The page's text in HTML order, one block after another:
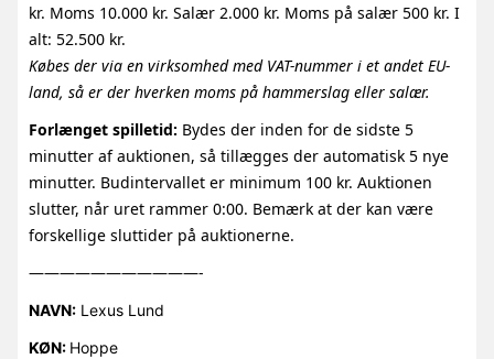
kr. Moms 10.000 kr. Salær 2.000 kr. Moms på salær 500 kr. I
alt: 52.500 kr.
Købes der via en virksomhed med VAT-nummer i et andet EU-
land, så er der hverken moms på hammerslag eller salær.
Forlænget spilletid: Bydes der inden for de sidste 5
minutter af auktionen, så tillægges der automatisk 5 nye
minutter. Budintervallet er minimum 100 kr. Auktionen
slutter, når uret rammer 0:00. Bemærk at der kan være
forskellige sluttider på auktionerne.
———————————-
NAVN:Lexus Lund
KØN: Hoppe